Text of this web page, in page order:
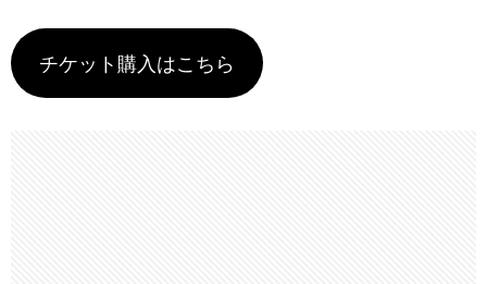
チケット購入はこちら